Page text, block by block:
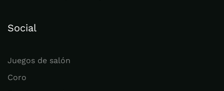
Social
Juegos de salón
Coro